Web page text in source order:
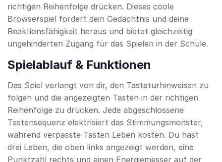
richtigen Reihenfolge drücken. Dieses coole
Browserspiel fordert dein Gedächtnis und deine
Reaktionsfähigkeit heraus und bietet gleichzeitig
ungehinderten Zugang für das Spielen in der Schule.
Spielablauf & Funktionen
Das Spiel verlangt von dir, den Tastaturhinweisen zu
folgen und die angezeigten Tasten in der richtigen
Reihenfolge zu drücken. Jede abgeschlossene
Tastensequenz elektrisiert das Stimmungsmons­ter,
während verpasste Tasten Leben kosten. Du hast
drei Leben, die oben links angezeigt werden, eine
Punktzahl rechts und einen Energiemesser auf der